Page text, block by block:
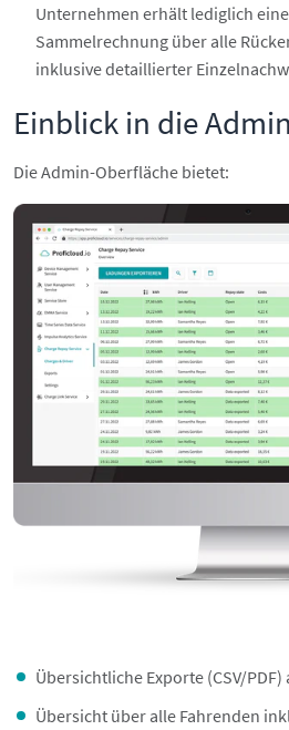
Unternehmen erhält lediglich
Sammelrechnung über alle
inklusive detaillierter
Einblick in die
Die Admin-Oberfläche bietet:
Übersichtliche Exporte (CSV/
Übersicht über alle Fahrenden